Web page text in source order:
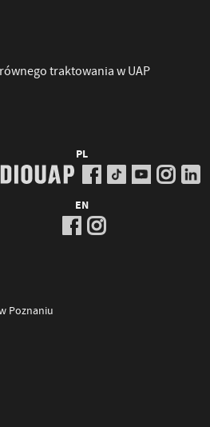
traktowania w UAP
PL
EN
Poznaniu